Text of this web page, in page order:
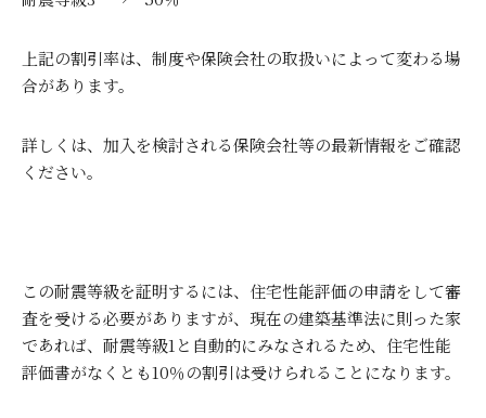
上記の割引率は、制度や保険会社の取扱いによって変わる場
合があります。
詳しくは、加入を検討される保険会社等の最新情報をご確認
ください。
この耐震等級を証明するには、住宅性能評価の申請をして審
査を受ける必要がありますが、現在の建築基準法に則った家
であれば、耐震等級1 と自動的にみなされるため、住宅性能
評価書がなくとも10％の割引は受けられることになります。